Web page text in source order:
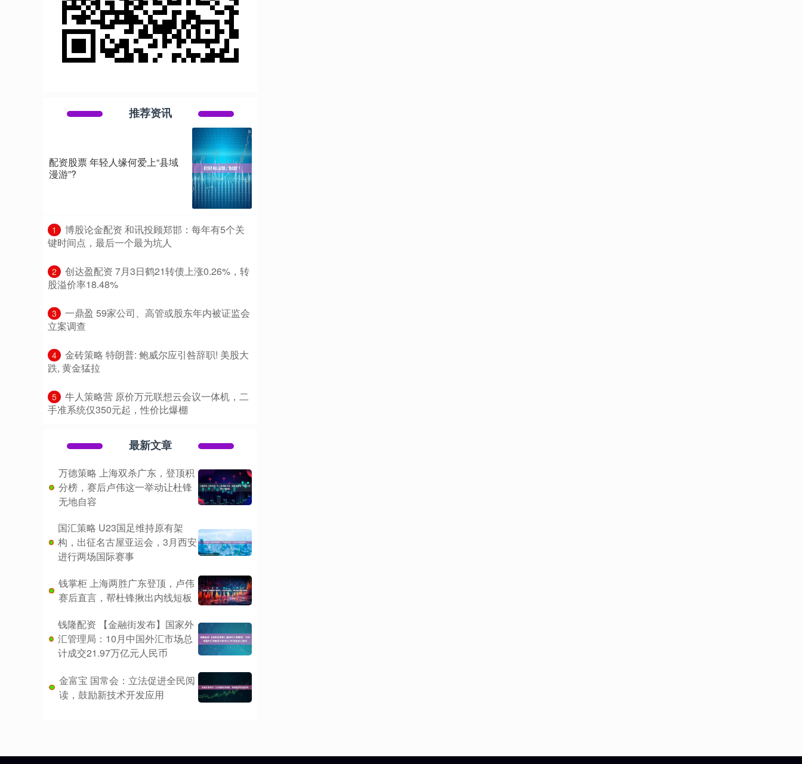
推荐资讯
配资股票 年轻人缘何爱上“县域
漫游”?
1
​博股论金配资 和讯投顾郑邯：每年有5个关
键时间点，最后一个最为坑人
2
​创达盈配资 7月3日鹤21转债上涨0.26%，转
股溢价率18.48%
3
​一鼎盈 59家公司、高管或股东年内被证监会
立案调查
4
​金砖策略 特朗普: 鲍威尔应引咎辞职! 美股大
跌, 黄金猛拉
5
​牛人策略营 原价万元联想云会议一体机，二
手准系统仅350元起，性价比爆棚
最新文章
万德策略 上海双杀广东，登顶积
分榜，赛后卢伟这一举动让杜锋
无地自容
国汇策略 U23国足维持原有架
构，出征名古屋亚运会，3月西安
进行两场国际赛事
钱掌柜 上海两胜广东登顶，卢伟
赛后直言，帮杜锋揪出内线短板
钱隆配资 【金融街发布】国家外
汇管理局：10月中国外汇市场总
计成交21.97万亿元人民币
金富宝 国常会：立法促进全民阅
读，鼓励新技术开发应用